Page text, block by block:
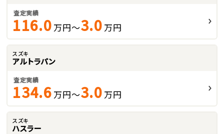
査定実績
116.0 万円～3.0 万円
スズキ
アルトラパン
査定実績
134.6 万円～3.0 万円
スズキ
ハスラー